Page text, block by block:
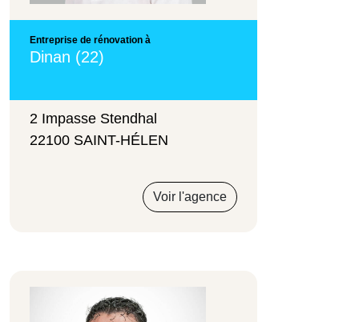
Entreprise de rénovation à
Dinan (22)
2 Impasse Stendhal
22100 SAINT-HÉLEN
Voir l'agence